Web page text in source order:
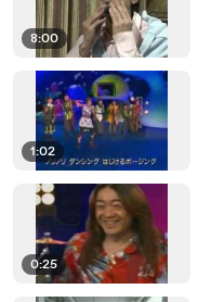
8:00
1:02
0:25